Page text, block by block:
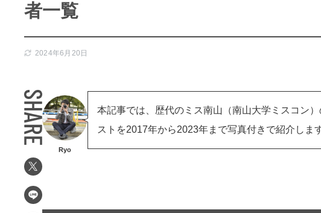
者一覧
2024年6月20日
Ryo
本記事では、歴代のミス南山（南山大学ミスコン
ストを2017年から2023年まで写真付きで紹介します